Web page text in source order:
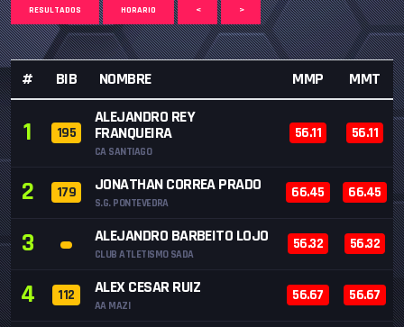
RESULTADOS HORARIO < >
# BIB NOMBRE MMP MMT
1 195
ALEJANDRO REY
FRANQUEIRA
CA SANTIAGO
56.11 56.11
2 179 JONATHAN CORREA PRADO
S.G. PONTEVEDRA
66.45 66.45
3 ALEJANDRO BARBEITO LOJO
CLUB ATLETISMO SADA
56.32 56.32
4 112 ALEX CESAR RUIZ
AA MAZI
56.67 56.67